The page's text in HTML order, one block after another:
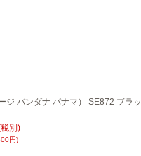
ジ バンダナ パナマ） SE872 ブラッ
別)
円)